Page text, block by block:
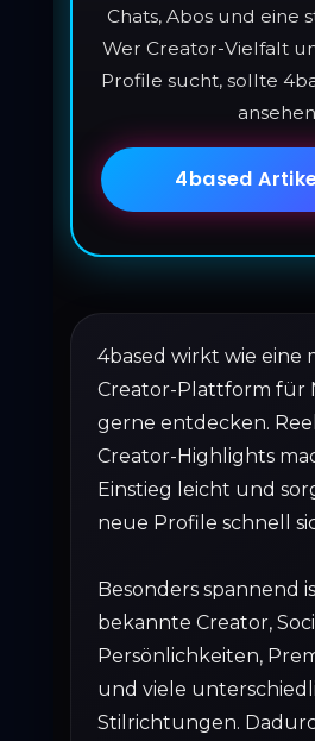
Chats, Abos und eine
Wer Creator-Vielfalt
Profile sucht, sollte
4based
4based wirkt wie eine
Creator-Plattform für
gerne entdecken.
Creator-Highlights
Einstieg leicht und
neue Profile schnell
Besonders spannend
bekannte Creator,
Persönlichkeiten,
und viele
Stilrichtungen.